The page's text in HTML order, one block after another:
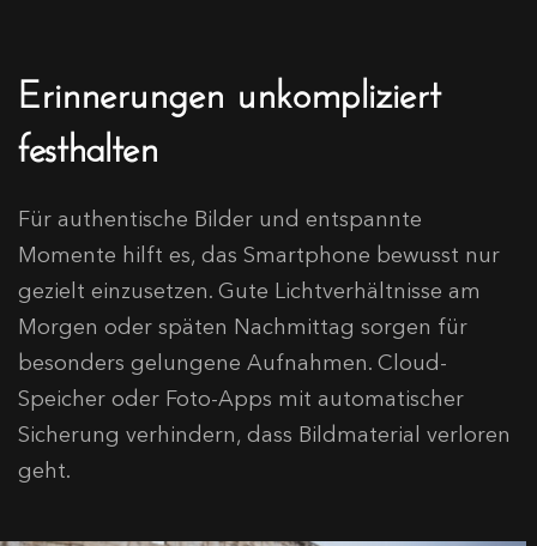
Erinnerungen unkompliziert
festhalten
Für authentische Bilder und entspannte
Momente hilft es, das Smartphone bewusst nur
gezielt einzusetzen. Gute Lichtverhältnisse am
Morgen oder späten Nachmittag sorgen für
besonders gelungene Aufnahmen. Cloud-
Speicher oder Foto-Apps mit automatischer
Sicherung verhindern, dass Bildmaterial verloren
geht.